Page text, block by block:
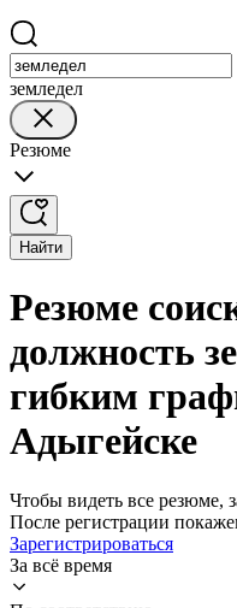
земледел
Резюме
Найти
Резюме
должность
гибким
Адыгейске
Чтобы видеть все резюме,
После регистрации
Зарегистрироваться
За всё время